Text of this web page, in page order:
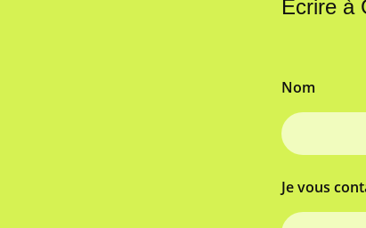
Écrire à
Nom
Je vous